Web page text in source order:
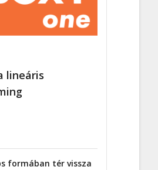
lineáris
formában tér vissza